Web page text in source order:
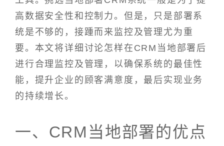
高数据安全性和控制力。但是，只是部署系
统是不够的，接踵而来监控及管理尤为重
要。本文将详细讨论怎样在CRM当地部署后
进行合理监控及管理，以确保系统的最佳性
能，提升企业的顾客满意度，最后实现业务
的持续增长。
一、CRM当地部署的优点